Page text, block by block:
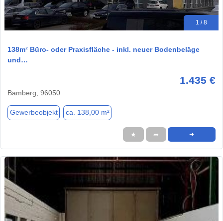
1 / 8
138m² Büro- oder Praxisfläche - inkl. neuer Bodenbeläge
und…
1.435 €
Bamberg, 96050
Gewerbeobjekt ca. 138,00 m²
★ ➦ ➜